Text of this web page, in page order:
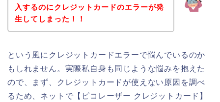
入するのにクレジットカードのエラーが発
生してしまった！！
という風にクレジットカードエラーで悩んでいるのか
もしれません。実際私自身も同じような悩みを抱えた
ので、まず、クレジットカードが使えない原因を調べ
るため、ネットで【ピコレーザー クレジットカード】